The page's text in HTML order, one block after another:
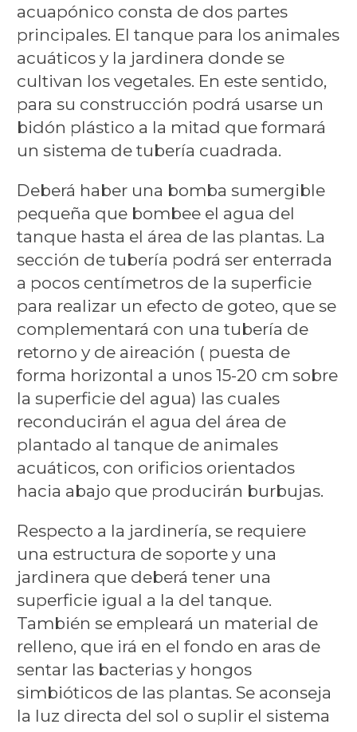
acuapónico consta de dos partes
principales. El tanque para los animales
acuáticos y la jardinera donde se
cultivan los vegetales. En este sentido,
para su construcción podrá usarse un
bidón plástico a la mitad que formará
un sistema de tubería cuadrada.
Deberá haber una bomba sumergible
pequeña que bombee el agua del
tanque hasta el área de las plantas. La
sección de tubería podrá ser enterrada
a pocos centímetros de la superficie
para realizar un efecto de goteo, que se
complementará con una tubería de
retorno y de aireación ( puesta de
forma horizontal a unos 15-20 cm sobre
la superficie del agua) las cuales
reconducirán el agua del área de
plantado al tanque de animales
acuáticos, con orificios orientados
hacia abajo que producirán burbujas.
Respecto a la jardinería, se requiere
una estructura de soporte y una
jardinera que deberá tener una
superficie igual a la del tanque.
También se empleará un material de
relleno, que irá en el fondo en aras de
sentar las bacterias y hongos
simbióticos de las plantas. Se aconseja
la luz directa del sol o suplir el sistema